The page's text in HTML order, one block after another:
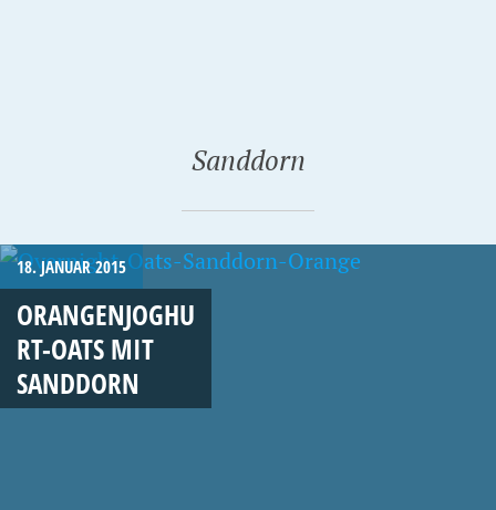
Sanddorn
18. JANUAR 2015
ORANGENJOGHU
RT-OATS MIT
SANDDORN